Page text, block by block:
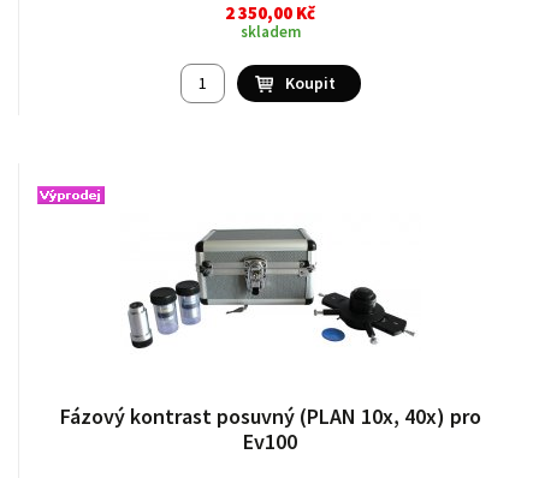
2 350,00 Kč
skladem
Fázový kontrast posuvný (PLAN 10x, 40x) pro
Ev100